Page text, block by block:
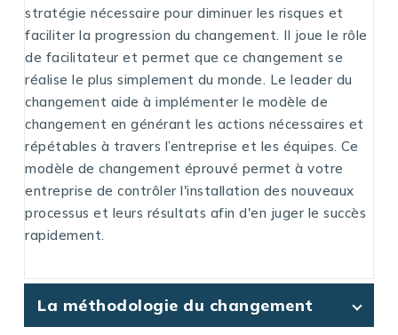
stratégie nécessaire pour diminuer les risques et
faciliter la progression du changement. Il joue le rôle
de facilitateur et permet que ce changement se
réalise le plus simplement du monde. Le leader du
changement aide à implémenter le modèle de
changement en générant les actions nécessaires et
répétables à travers l’entreprise et les équipes. Ce
modèle de changement éprouvé permet à votre
entreprise de contrôler l'installation des nouveaux
processus et leurs résultats afin d'en juger le succès
rapidement.
La méthodologie du changement